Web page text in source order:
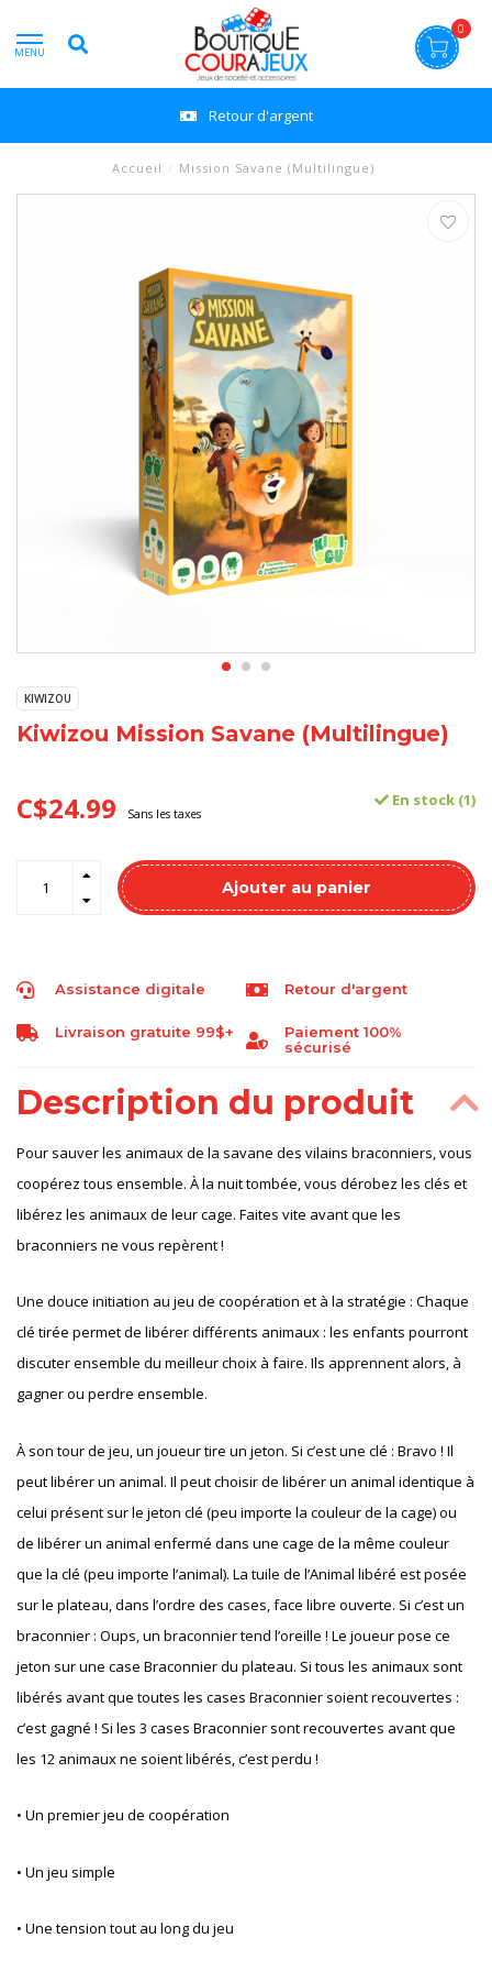
MENU
0
Retour d'argent
Accueil / Mission Savane (Multilingue)
KIWIZOU
Kiwizou Mission Savane (Multilingue)
C$24.99 Sans les taxes
En stock (1)
Ajouter au panier
Assistance digitale Retour d'argent
Livraison gratuite 99$+
Paiement 100%
sécurisé
Description du produit
Pour sauver les animaux de la savane des vilains braconniers, vous
coopérez tous ensemble. À la nuit tombée, vous dérobez les clés et
libérez les animaux de leur cage. Faites vite avant que les
braconniers ne vous repèrent !
Une douce initiation au jeu de coopération et à la stratégie : Chaque
clé tirée permet de libérer différents animaux : les enfants pourront
discuter ensemble du meilleur choix à faire. Ils apprennent alors, à
gagner ou perdre ensemble.
À son tour de jeu, un joueur tire un jeton. Si c’est une clé : Bravo ! Il
peut libérer un animal. Il peut choisir de libérer un animal identique à
celui présent sur le jeton clé (peu importe la couleur de la cage) ou
de libérer un animal enfermé dans une cage de la même couleur
que la clé (peu importe l’animal). La tuile de l’Animal libéré est posée
sur le plateau, dans l’ordre des cases, face libre ouverte. Si c’est un
braconnier : Oups, un braconnier tend l’oreille ! Le joueur pose ce
jeton sur une case Braconnier du plateau. Si tous les animaux sont
libérés avant que toutes les cases Braconnier soient recouvertes :
c’est gagné ! Si les 3 cases Braconnier sont recouvertes avant que
les 12 animaux ne soient libérés, c’est perdu !
• Un premier jeu de coopération
• Un jeu simple
• Une tension tout au long du jeu